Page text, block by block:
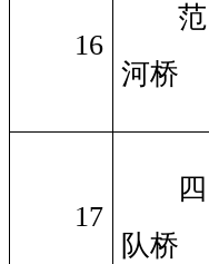
16
范
河桥
17
四
队桥